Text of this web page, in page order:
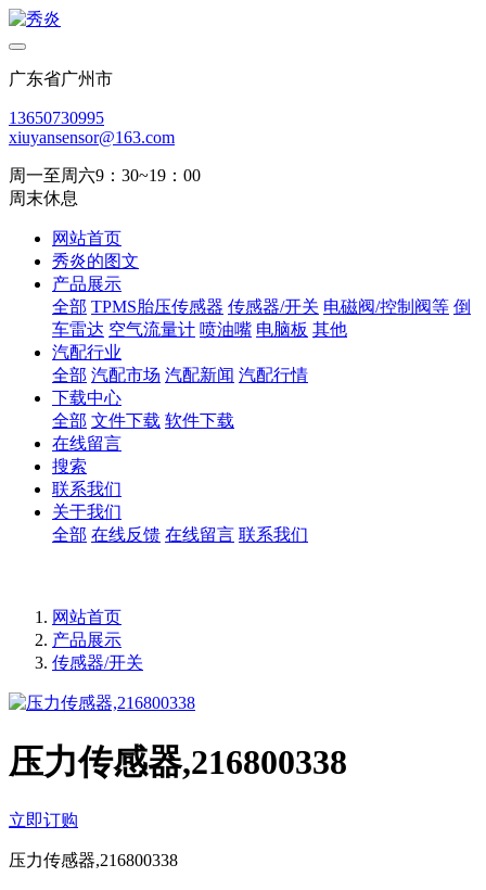
广东省广州市
13650730995
xiuyansensor@163.com
周一至周六9：30~19：00
周末休息
网站首页
秀炎的图文
产品展示
全部 TPMS胎压传感器 传感器/开关 电磁阀/控制阀等 倒
车雷达 空气流量计 喷油嘴 电脑板 其他
汽配行业
全部 汽配市场 汽配新闻 汽配行情
下载中心
全部 文件下载 软件下载
在线留言
搜索
联系我们
关于我们
全部 在线反馈 在线留言 联系我们
网站首页
产品展示
传感器/开关
压力传感器,216800338
立即订购
压力传感器,216800338